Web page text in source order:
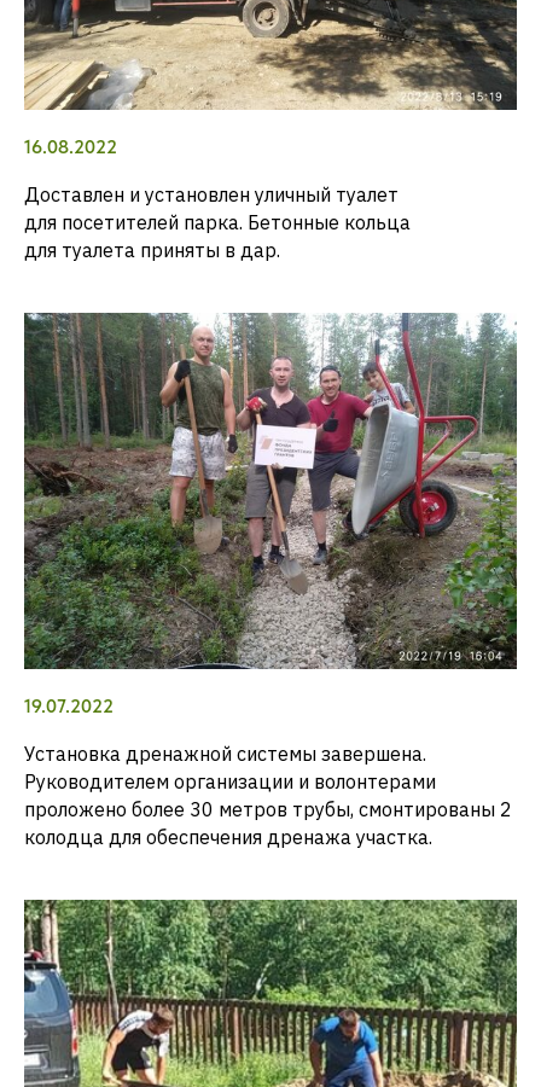
16.08.2022
Доставлен и установлен уличный туалет
для посетителей парка. Бетонные кольца
для туалета приняты в дар.
19.07.2022
Установка дренажной системы завершена.
Руководителем организации и волонтерами
проложено более 30 метров трубы, смонтированы 2
колодца для обеспечения дренажа участка.